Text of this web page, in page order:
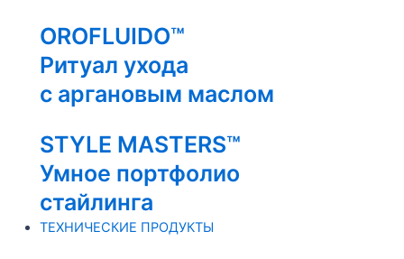
OROFLUIDO™
Ритуал ухода
с аргановым маслом
STYLE MASTERS™
Умное портфолио
стайлинга
ТЕХНИЧЕСКИЕ ПРОДУКТЫ